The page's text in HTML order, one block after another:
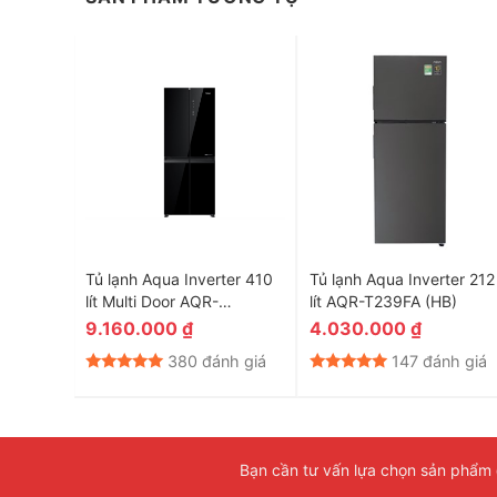
Một tính năng quan trọng khác của tủ lạnh Aqua AQR-
Pro. Công nghệ này giúp loại bỏ vi khuẩn gây hại
Tủ lạnh Aqua Inverter 410
lít Multi Door AQR-
M466XA(GB)
9.160.000 ₫
380 đánh giá
Tủ lạnh Aqua Inverter 212
lít AQR-T239FA (HB)
4.030.000 ₫
147 đánh giá
Bạn cần tư vấn lựa chọn sản